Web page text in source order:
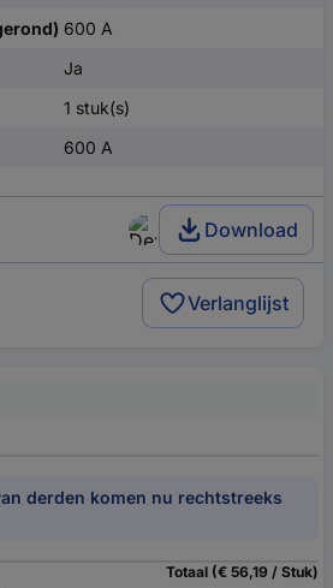
600 A
Ja
1 stuk(s)
600 A
Download
Verlanglijst
derden komen nu rechtstreeks
Totaal (€ 56,19 / Stuk)